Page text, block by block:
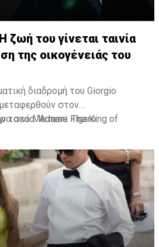
του γίνεται ταινία
της οικογένειάς του
διαδρομή του Giorgio
στον
ταινία “Armani: The King of
του Χρυσού Φοίνικα στο
στο Madame Figaro